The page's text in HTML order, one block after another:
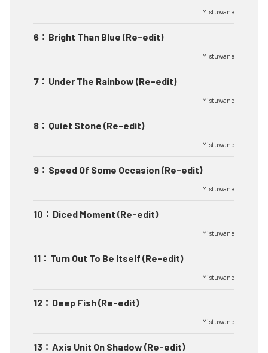
Mistuwane
6 ： Bright Than Blue (Re-edit)
Mistuwane
7 ： Under The Rainbow (Re-edit)
Mistuwane
8 ： Quiet Stone (Re-edit)
Mistuwane
9 ： Speed Of Some Occasion (Re-edit)
Mistuwane
10 ： Diced Moment (Re-edit)
Mistuwane
11 ： Turn Out To Be Itself (Re-edit)
Mistuwane
12 ： Deep Fish (Re-edit)
Mistuwane
13 ： Axis Unit On Shadow (Re-edit)